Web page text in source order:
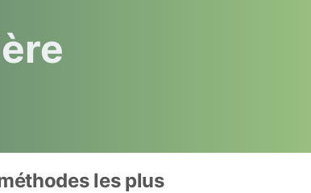
les plus